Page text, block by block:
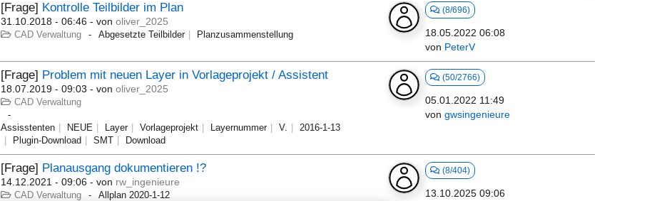
[Frage] Kontrolle Teilbilder im Plan
31.10.2018 - 06:46 - vonoliver_2025
CAD Verwaltung Abgesetzte Teilbilder Planzusammenstellung
(8/696)
18.05.2022 06:08
von PeterV
[Frage] Problem mit neuen Layer in Vorlageprojekt / Assistent
18.07.2019 - 09:03 - vonoliver_2025
CAD Verwaltung
Assisstenten NEUE Layer Vorlageprojekt Layernummer V.
2016-1-13
Plugin-Download
SMT Download
(50/2766)
05.01.2022 11:49
von gwsingenieure
[Frage] Planausgang dokumentieren !?
14.12.2021 - 09:06 - von rw_ingenieure
CAD Verwaltung Allplan 2020-1-12
(8/404)
13.10.2025 09:06